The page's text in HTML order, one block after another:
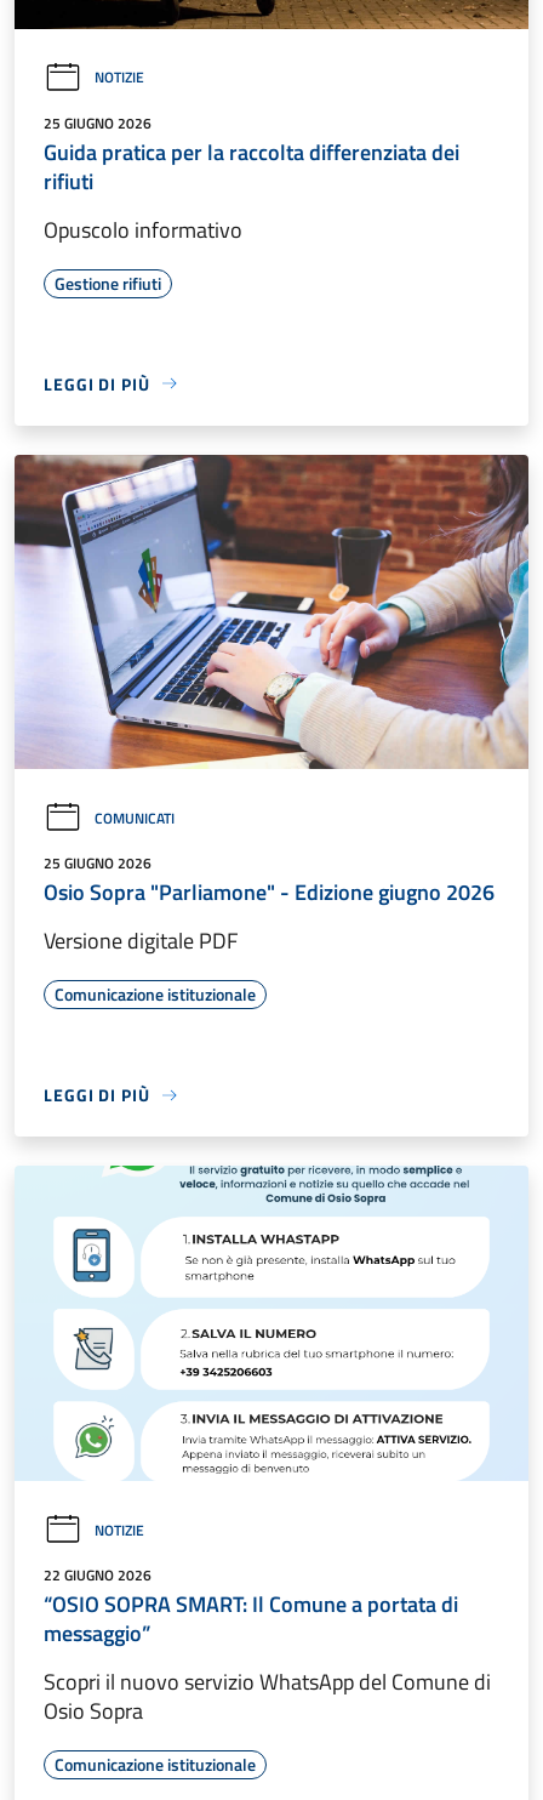
NOTIZIE
25 GIUGNO 2026
Guida pratica per la raccolta differenziata dei
rifiuti
Opuscolo informativo
Gestione rifiuti
LEGGI DI PIÙ
COMUNICATI
25 GIUGNO 2026
Osio Sopra "Parliamone" - Edizione giugno 2026
Versione digitale PDF
Comunicazione istituzionale
LEGGI DI PIÙ
NOTIZIE
22 GIUGNO 2026
“OSIO SOPRA SMART: Il Comune a portata di
messaggio”
Scopri il nuovo servizio WhatsApp del Comune di
Osio Sopra
Comunicazione istituzionale